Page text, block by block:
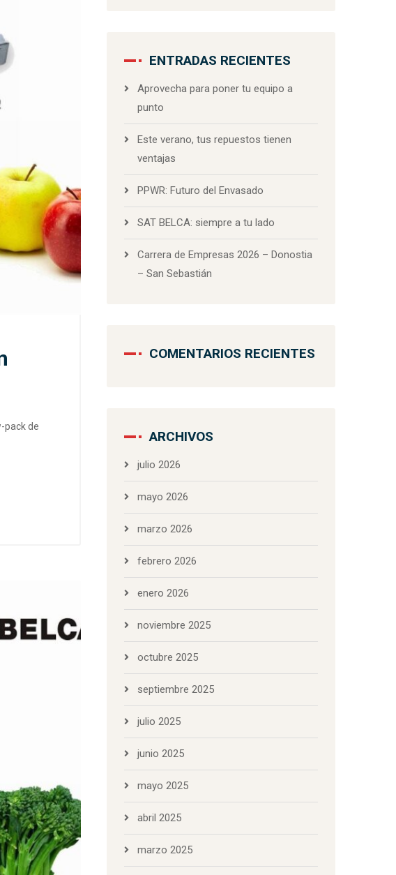
pack de
ENTRADAS RECIENTES
Aprovecha para poner tu equipo a
punto
Este verano, tus repuestos tienen
ventajas
PPWR: Futuro del Envasado
SAT BELCA: siempre a tu lado
Carrera de Empresas 2026 – Donostia
– San Sebastián
COMENTARIOS RECIENTES
ARCHIVOS
julio 2026
mayo 2026
marzo 2026
febrero 2026
enero 2026
noviembre 2025
octubre 2025
septiembre 2025
julio 2025
junio 2025
mayo 2025
abril 2025
marzo 2025